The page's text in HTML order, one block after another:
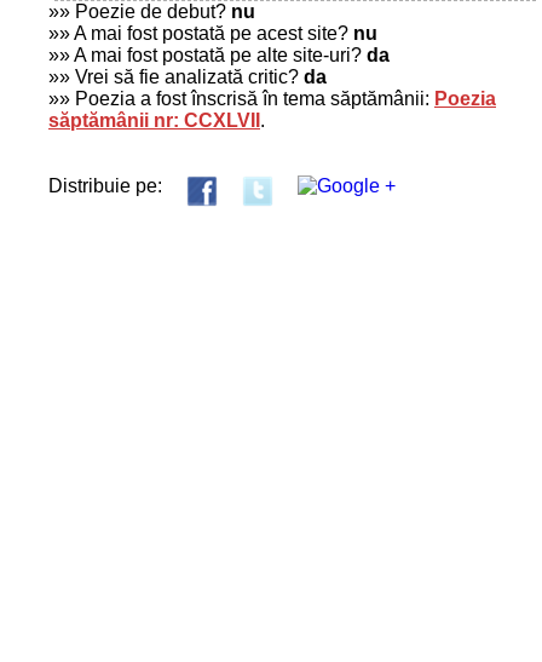
»» Poezie de debut? nu
»» A mai fost postată pe acest site? nu
»» A mai fost postată pe alte site-uri? da
»» Vrei să fie analizată critic? da
»» Poezia a fost înscrisă în tema săptămânii: Poezia
săptămânii nr: CCXLVII .
Distribuie pe: